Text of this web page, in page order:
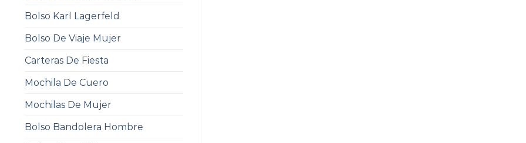
Bolso Karl Lagerfeld
Bolso De Viaje Mujer
Carteras De Fiesta
Mochila De Cuero
Mochilas De Mujer
Bolso Bandolera Hombre